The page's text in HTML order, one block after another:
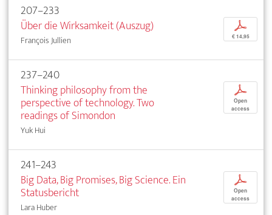
207–233
Über die Wirksamkeit (Auszug)
François Jullien
p
€ 14,95
237–240
Thinking philosophy from the
perspective of technology. Two
readings of Simondon
Yuk Hui
p
Open
access
241–243
Big Data, Big Promises, Big Science. Ein
Statusbericht
Lara Huber
p
Open
access